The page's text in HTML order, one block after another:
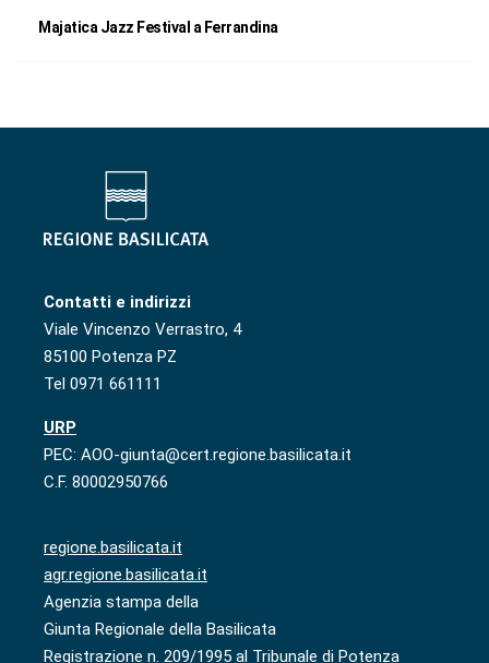
Majatica Jazz Festival a Ferrandina
Contatti e indirizzi
Viale Vincenzo Verrastro, 4
85100 Potenza PZ
Tel 0971 661111
URP
PEC: AOO-giunta@cert.regione.basilicata.it
C.F. 80002950766
regione.basilicata.it
agr.regione.basilicata.it
Agenzia stampa della
Giunta Regionale della Basilicata
Registrazione n. 209/1995 al Tribunale di Potenza